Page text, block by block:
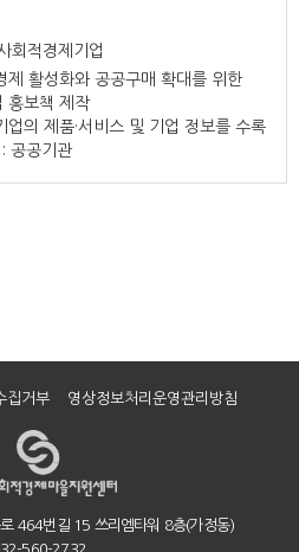
회적경제기업
제 활성화와 공공구매 확대를 위한
홍보책 제작
의 제품·서비스 및 기업 정보를 수록
공공기관
집거부 영상정보처리운영관리방침
464번길 15 쓰리엠타워 8층(가정동)
560-2732